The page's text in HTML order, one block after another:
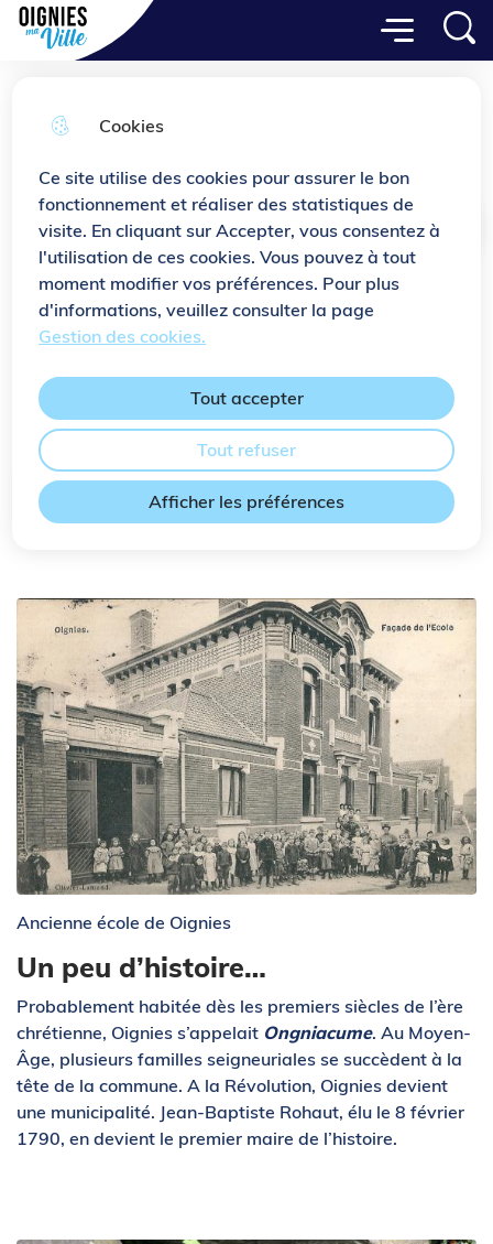
Cookies
Ce site utilise des cookies pour assurer le bon
fonctionnement et réaliser des statistiques de
visite. En cliquant sur Accepter, vous consentez à
l'utilisation de ces cookies. Vous pouvez à tout
moment modifier vos préférences. Pour plus
d'informations, veuillez consulter la page
Gestion des cookies.
Afficher les préférences
Tout accepter
Tout refuser
Aller
au
menu
principal
Consulter
le plan
du site
Ville de Oignies
Menu principal
Menu
Notre Histoire
Accueil
Située en plein cœur du bassin minier,
la ville de Oignies a été marquée par
passionnante qu’il ne faut pas oublier.
Sommaire
Ancienne école de Oignies
Un peu d’histoire…
Probablement habitée dès les premiers siècles de l’ère
chrétienne, Oignies s’appelait Ongniacume. Au Moyen-
Âge, plusieurs familles seigneuriales se succèdent à la
tête de la commune. A la Révolution, Oignies devient
une municipalité. Jean-Baptiste Rohaut, élu le 8 février
1790, en devient le premier maire de l’histoire.